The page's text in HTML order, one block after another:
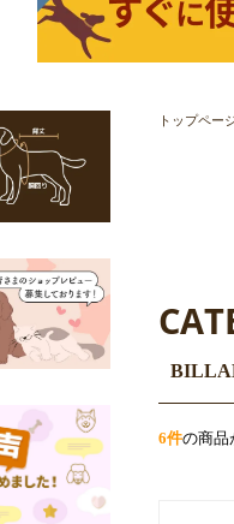
トップペー
6件の商品